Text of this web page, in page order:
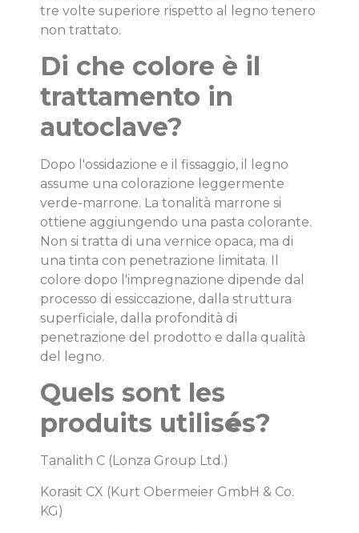
tre volte superiore rispetto al legno tenero
non trattato.
Di che colore è il
trattamento in
autoclave?
Dopo l'ossidazione e il fissaggio, il legno
assume una colorazione leggermente
verde-marrone. La tonalità marrone si
ottiene aggiungendo una pasta colorante.
Non si tratta di una vernice opaca, ma di
una tinta con penetrazione limitata. Il
colore dopo l'impregnazione dipende dal
processo di essiccazione, dalla struttura
superficiale, dalla profondità di
penetrazione del prodotto e dalla qualità
del legno.
Quels sont les
produits utilisés?
Tanalith C (Lonza Group Ltd.)
Korasit CX (Kurt Obermeier GmbH & Co.
KG)